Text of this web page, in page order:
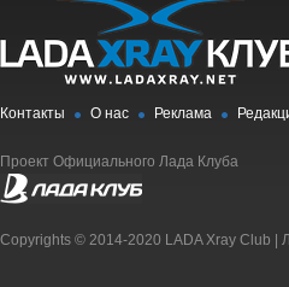
Контакты О нас Реклама
Проект Официального Лада Клуба
Copyrights © 2014-2020 LADA Xray Club |